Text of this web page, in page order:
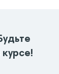
курсе!